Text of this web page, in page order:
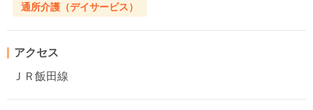
通所介護（デイサービス）
アクセス
ＪＲ飯田線